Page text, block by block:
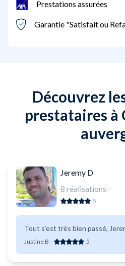
Prestations assurées
Garantie "Satisfait ou
Découvrez
prestataires à
Jeremy D
8 réalisations
5
Tout s’est très bien passé,
Justine B - 5